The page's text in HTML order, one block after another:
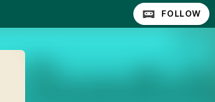
FOLLOW